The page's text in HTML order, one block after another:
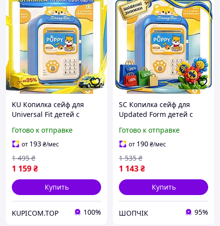
KU Копилка сейф для
Universal Fit детей с
электронная для денег с
купюроприемником серо
Uni2L_K
Готово к отправке
от 193₴/мес
1 159₴
1 495 ₴
Купить
KUPICOM.TOP 100%
SC Копилка сейф для
Updated Form детей с
электронная для денег с
купюроприемником серог
CH2_99K
Готово к отправке
от 190₴/мес
1 143₴
1 535 ₴
Купить
ШОПЧІК 95%